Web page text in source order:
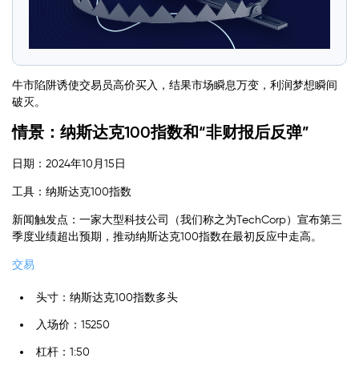
牛市陷阱诱使交易员高价买入，结果市场瞬息万变，利润梦想瞬间
破灭。
情景：纳斯达克100指数和“非财报后反弹”
日期：2024年10月15日
工具：纳斯达克100指数
新闻触发点：一家大型科技公司（我们称之为TechCorp）宣布第三
季度业绩超出预期，推动纳斯达克100指数在最初反应中走高。
交易
头寸：纳斯达克100指数多头
入场价：15250
杠杆：1:50